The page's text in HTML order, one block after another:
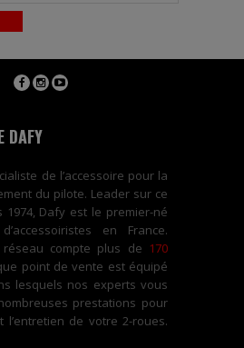
DAFY
de l’accessoire pour la
du pilote. Leader sur ce
1974, Dafy est le premier-né
en France.
compte plus de 170
point de vente est équipé
lesquels nos experts vous
prestations pour
l’entretien de votre 2-roues.